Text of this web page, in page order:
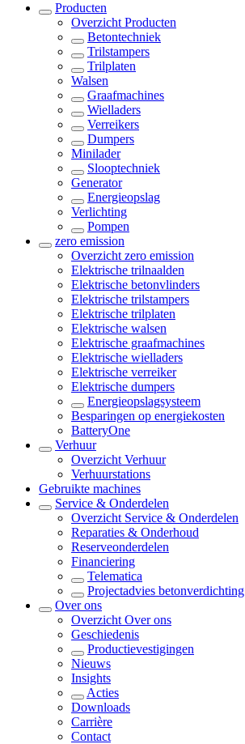
Producten
Overzicht Producten
Betontechniek
Trilstampers
Trilplaten
Walsen
Graafmachines
Wielladers
Verreikers
Dumpers
Minilader
Slooptechniek
Generator
Energieopslag
Verlichting
Pompen
zero emission
Overzicht zero emission
Elektrische trilnaalden
Elektrische betonvlinders
Elektrische trilstampers
Elektrische trilplaten
Elektrische walsen
Elektrische graafmachines
Elektrische wielladers
Elektrische verreiker
Elektrische dumpers
Energieopslagsysteem
Besparingen op energiekosten
BatteryOne
Verhuur
Overzicht Verhuur
Verhuurstations
Gebruikte machines
Service & Onderdelen
Overzicht Service & Onderdelen
Reparaties & Onderhoud
Reserveonderdelen
Financiering
Telematica
Projectadvies betonverdichting
Over ons
Overzicht Over ons
Geschiedenis
Productievestigingen
Nieuws
Insights
Acties
Downloads
Carrière
Contact